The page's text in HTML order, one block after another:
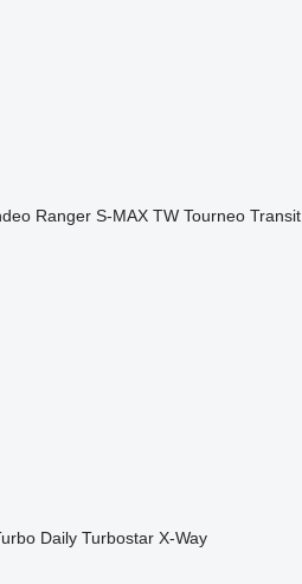
Ranger S-MAX TW Tourneo Transit
Daily Turbostar X-Way